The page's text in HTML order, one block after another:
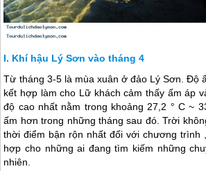
Khí hậu Lý Sơn vào tháng 4
Từ tháng 3-5 là mùa xuân ở đảo Lý Sơn . Độ
kết hợp làm cho Lữ khách cảm thấy ấm áp
độ cao nhất nằm trong khoảng 27,2 ° C ~
ấm hơn trong những tháng sau đó. Trời
thời điểm bận rộn nhất đối với chương trình
hợp cho những ai đang tìm kiếm những
nhiên.